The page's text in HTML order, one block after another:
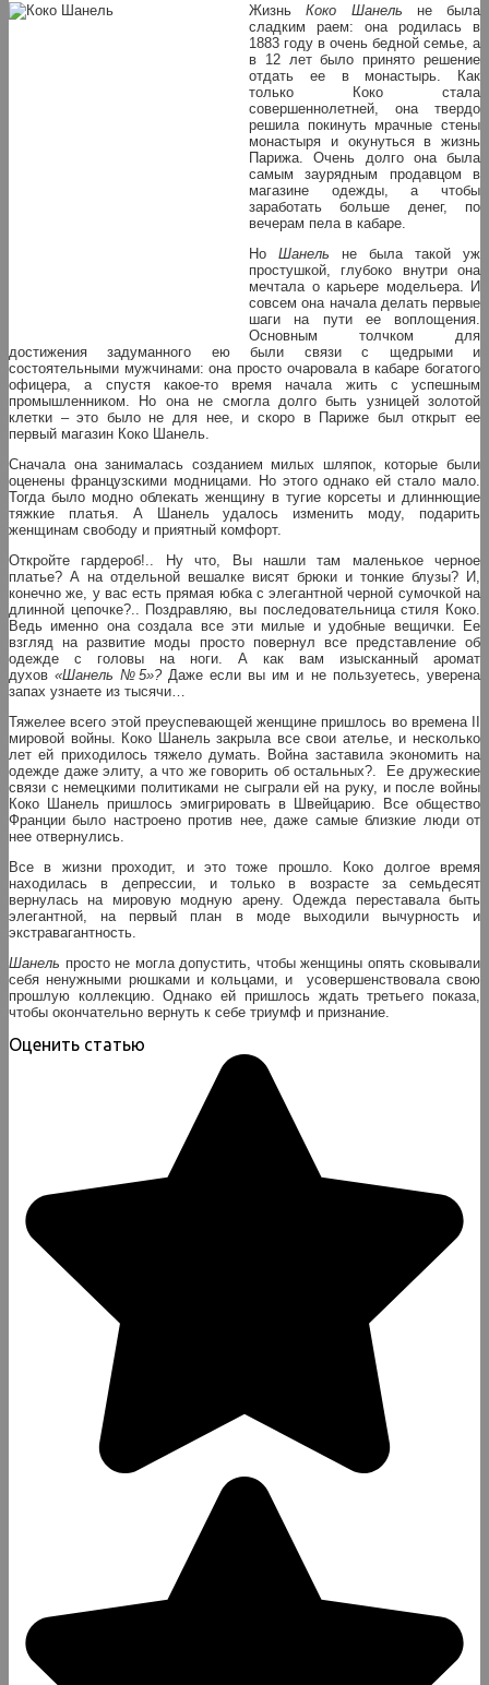
Жизнь Коко Шанель
не была
сладким раем: она родилась в
1883 году в очень бедной семье, а
в 12 лет было принято решение
отдать ее в монастырь. Как
только Коко стала
совершеннолетней, она твердо
решила покинуть мрачные стены
монастыря и окунуться в жизнь
Парижа. Очень долго она была
самым заурядным продавцом в
магазине одежды, а чтобы
заработать больше денег, по
вечерам пела в кабаре.
Но
Шанель
не была такой уж
простушкой, глубоко внутри она
мечтала о карьере модельера. И
совсем она начала делать первые
шаги на пути ее воплощения.
Основным толчком для
достижения задуманного ею были связи с щедрыми и
состоятельными мужчинами: она просто очаровала в кабаре богатого
офицера, а спустя какое-то время начала жить с успешным
промышленником. Но она не смогла долго быть узницей золотой
клетки – это было не для нее, и скоро в Париже был открыт ее
первый магазин Коко Шанель.
Сначала она занималась созданием милых шляпок, которые были
оценены французскими модницами. Но этого однако ей стало мало.
Тогда было модно облекать женщину в тугие корсеты и длиннющие
тяжкие платья. А Шанель удалось изменить моду, подарить
женщинам свободу и приятный комфорт.
Откройте гардероб!.. Ну что, Вы нашли там маленькое черное
платье? А на отдельной вешалке висят брюки и тонкие блузы? И,
конечно же, у вас есть прямая юбка с элегантной черной сумочкой на
длинной цепочке?.. Поздравляю, вы последовательница стиля Коко.
Ведь именно она создала все эти милые и удобные вещички. Ее
взгляд на развитие моды просто повернул все представление об
одежде с головы на ноги. А как вам изысканный аромат
духов «Шанель №5»? Даже если вы им и не пользуетесь, уверена
запах узнаете из тысячи…
Тяжелее всего этой преуспевающей женщине пришлось во времена II
мировой войны. Коко Шанель закрыла все свои ателье, и несколько
лет ей приходилось тяжело думать. Война заставила экономить на
одежде даже элиту, а что же говорить об остальных?. Ее дружеские
связи с немецкими политиками не сыграли ей на руку, и после войны
Коко Шанель пришлось эмигрировать в Швейцарию. Все общество
Франции было настроено против нее, даже самые близкие люди от
нее отвернулись.
Все в жизни проходит, и это тоже прошло. Коко долгое время
находилась в депрессии, и только в возрасте за семьдесят
вернулась на мировую модную арену. Одежда переставала быть
элегантной, на первый план в моде выходили вычурность и
экстравагантность.
Шанель просто не могла допустить, чтобы женщины опять сковывали
себя ненужными рюшками и кольцами, и усовершенствовала свою
прошлую коллекцию. Однако ей пришлось ждать третьего показа,
чтобы окончательно вернуть к себе триумф и признание.
Оценить статью